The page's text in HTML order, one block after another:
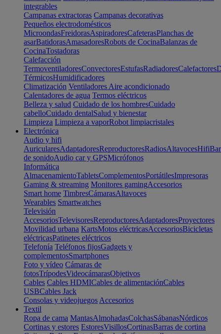
integrables
Campanas extractoras Campanas decorativas
Pequeños electrodomésticos
MicroondasFreidorasAspiradoresCafeterasPlanchas de
asarBatidorasAmasadoresRobots de CocinaBalanzas de
CocinaTostadoras
Calefacción
TermoventiladoresConvectoresEstufasRadiadoresCalefactores
TérmicosHumidificadores
Climatización Ventiladores Aire acondicionado
Calentadores de agua Termos eléctricos
Belleza y salud Cuidado de los hombresCuidado
cabelloCuidado dentalSalud y bienestar
Limpieza Limpieza a vaporRobot limpiacristales
Electrónica
Audio y hifi
AuricularesAdaptadoresReproductoresRadiosAltavocesHifi
de sonidoAudio car y GPSMicrófonos
Informática
AlmacenamientoTabletsComplementosPortátilesImpresoras
Gaming & streaming Monitores gamingAccesorios
Smart home TimbresCámarasAltavoces
Wearables Smartwatches
Televisión
AccesoriosTelevisoresReproductoresAdaptadoresProyectores
Movilidad urbana KartsMotos eléctricasAccesoriosBicicletas
eléctricasPatinetes eléctricos
Telefonía Teléfonos fijosGadgets y
complementosSmartphones
Foto y vídeo Cámaras de
fotosTrípodesVideocámarasObjetivos
Cables Cables HDMICables de alimentaciónCables
USBCables Jack
Consolas y videojuegos Accesorios
Textil
Ropa de cama MantasAlmohadasColchasSábanasNórdicos
Cortinas y estores EstoresVisillosCortinasBarras de cortina